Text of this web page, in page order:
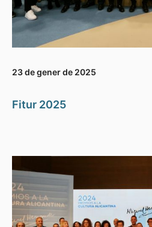
23 de gener de 2025
Fitur 2025